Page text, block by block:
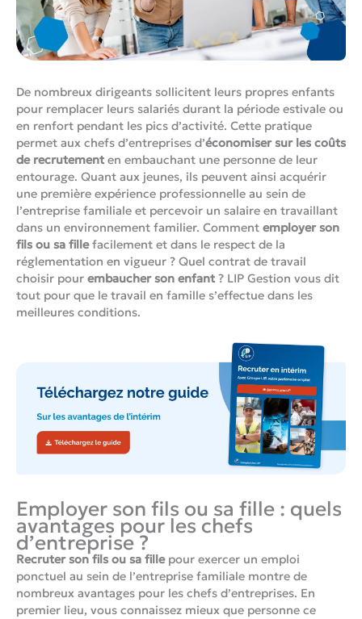
De nombreux dirigeants sollicitent leurs propres enfants
pour remplacer leurs salariés durant la période estivale ou
en renfort pendant les pics d’activité. Cette pratique
permet aux chefs d’entreprises d’économiser sur les coûts
de recrutementen embauchant une personne de leur
entourage. Quant aux jeunes, ils peuvent ainsi acquérir
une première expérience professionnelle au sein de
l’entreprise familiale et percevoir un salaire en travaillant
dans un environnement familier. Comment employer son
fils ou sa fillefacilement et dans le respect de la
réglementation en vigueur ? Quel contrat de travail
choisir pour embaucher son enfant? LIP Gestion vous dit
tout pour que le travail en famille s’effectue dans les
meilleures conditions.
Employer son fils ou sa fille : quels
avantages pour les chefs
d’entreprise ?
Recruter son fils ou sa fillepour exercer un emploi
ponctuel au sein de l’entreprise familiale montre de
nombreux avantages pour les chefs d’entreprises. En
premier lieu, vous connaissez mieux que personne ce